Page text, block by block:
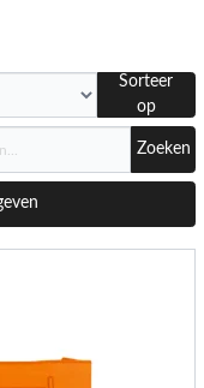
Sorteer
op
Zoeken